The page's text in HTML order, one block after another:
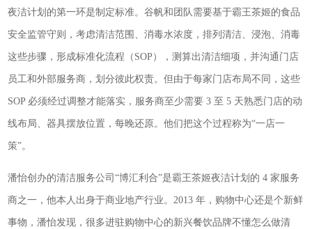
夜洁计划的第一环是制定标准。谷帆和团队需要基于霸王茶姬的食品
安全监管守则，考虑清洁范围、消毒水浓度，排列清洁、浸泡、消毒
这些步骤，形成标准化流程（SOP），测算出清洁细项，并沟通门店
员工和外部服务商，划分彼此权责。但由于每家门店布局不同，这些
SOP 必须经过调整才能落实，服务商至少需要 3 至 5 天熟悉门店的动
线布局、器具摆放位置，每晚还原。他们把这个过程称为“一店一
策”。
潘怡创办的清洁服务公司“博汇利合”是霸王茶姬夜洁计划的 4 家服务
商之一，他本人出身于商业地产行业。2013 年，购物中心还是个新鲜
事物，潘怡发现，很多进驻购物中心的新兴餐饮品牌不懂怎么做清